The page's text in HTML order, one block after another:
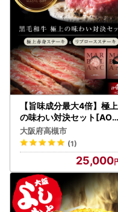
【旨味成分最大4倍】極上
の味わい対決セット[AOA
S027]熟成肉
大阪府高槻市
(1)
25,000